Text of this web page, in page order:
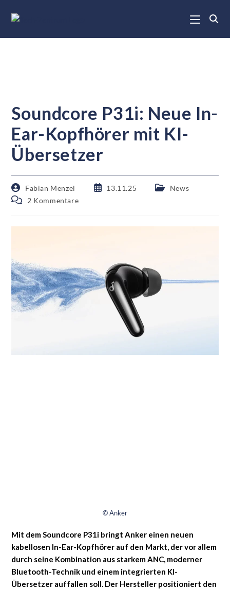
Soundcore P31i: Neue In-
Ear-Kopfhörer mit KI-
Übersetzer
Fabian Menzel 13.11.25
News
2 Kommentare
© Anker
Mit dem Soundcore P31i bringt Anker einen neuen
kabellosen In-Ear-Kopfhörer auf den Markt, der vor allem
durch seine Kombination aus starkem ANC, moderner
Bluetooth-Technik und einem integrierten KI-
Übersetzer auffallen soll. Der Hersteller positioniert den